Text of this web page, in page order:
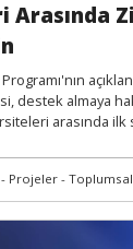
destek almaya
arasında ilk
Projeler - Toplumsal